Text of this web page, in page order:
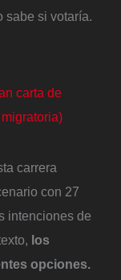
sabe si votaría.
carta de
carrera
con 27
intenciones de
los
opciones.